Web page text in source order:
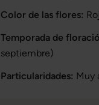
Color de las flores:
Temporada de
septiembre)
Particularidades: Muy